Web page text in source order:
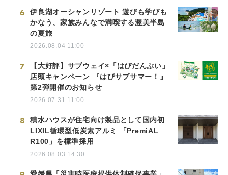
6
伊良湖オーシャンリゾート 遊びも学びも
かなう、家族みんなで満喫する渥美半島
の夏旅
2026.08.04 11:00
7
【大好評】サブウェイ×「はぴだんぶい」
店頭キャンペーン 『はぴサブサマー！』
第2弾開催のお知らせ
2026.07.31 11:00
8
積水ハウスが住宅向け製品として国内初
LIXIL循環型低炭素アルミ 「PremiAL
R100」を標準採用
2026.08.03 14:30